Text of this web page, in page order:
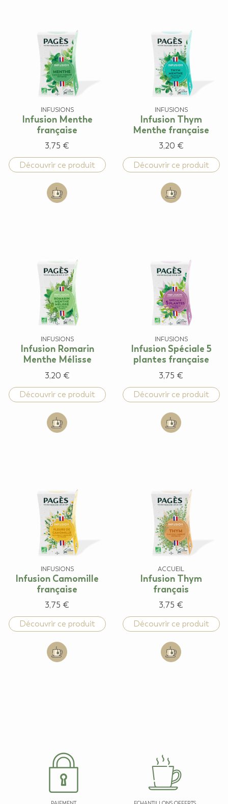
INFUSIONS
Infusion Menthe
française
3,75 €
Découvrir ce produit
Add to cart: Infusion Menthe française
INFUSIONS
Infusion Thym
Menthe française
3,20 €
Découvrir ce produit
Add to cart:
INFUSIONS
Infusion Romarin
Menthe Mélisse
3,20 €
Découvrir ce produit
Add to cart: Infusion Romarin Menthe Mélisse
INFUSIONS
Infusion Spéciale 5
plantes française
3,75 €
Découvrir ce produit
Add to cart:
INFUSIONS
Infusion Camomille
française
3,75 €
Découvrir ce produit
Add to cart: Infusion Camomille française
ACCUEIL
Infusion Thym
français
3,75 €
Découvrir ce produit
Add to cart: